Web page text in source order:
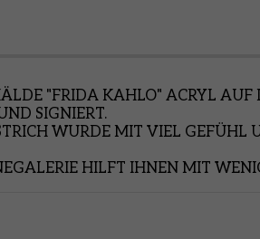
"FRIDA KAHLO" ACRYL
SIGNIERT.
WURDE MIT VIEL GEFÜHL
HILFT IHNEN MIT